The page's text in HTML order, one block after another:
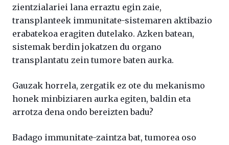
zientzialariei lana erraztu egin zaie,
transplanteek immunitate-sistemaren aktibazio
erabatekoa eragiten dutelako. Azken batean,
sistemak berdin jokatzen du organo
transplantatu zein tumore baten aurka.
Gauzak horrela, zergatik ez ote du mekanismo
honek minbiziaren aurka egiten, baldin eta
arrotza dena ondo bereizten badu?
Badago immunitate-zaintza bat, tumorea oso